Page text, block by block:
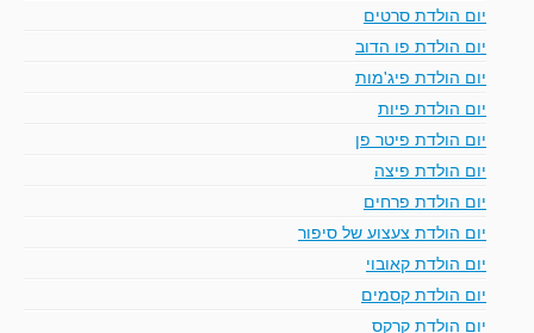
יום הולדת סרטים
יום הולדת פו הדוב
יום הולדת פיג'מות
יום הולדת פיות
יום הולדת פיטר פן
יום הולדת פיצה
יום הולדת פרחים
יום הולדת צעצוע של סיפור
יום הולדת קאובוי
יום הולדת קסמים
יום הולדת קרקס